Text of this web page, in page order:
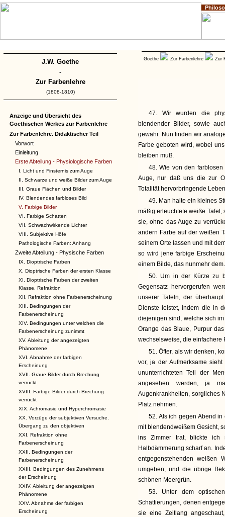
J.W. Goethe
-
Zur Farbenlehre
(1808-1810)
Anzeige und Übersicht des
Goethischen Werkes zur Farbenlehre
Zur Farbenlehre. Didaktischer Teil
Vorwort
Einleitung
Erste Abteilung - Physiologische Farben
I. Licht und Finsternis zum Auge
II. Schwarze und weiße Bilder zum Auge
III. Graue Flächen und Bilder
IV. Blendendes farbloses Bild
V. Farbige Bilder
VI. Farbige Schatten
VII. Schwachwirkende Lichter
VIII. Subjektive Höfe
Pathologische Farben: Anhang
Zweite Abteilung - Physische Farben
IX. Dioptrische Farben
X. Dioptrische Farben der ersten Klasse
XI. Dioptrische Farben der zweiten
Klasse, Refraktion
XII. Refraktion ohne Farbenerscheinung
XIII. Bedingungen der
Farbenerscheinung
XIV. Bedingungen unter welchen die
Farbenerscheinung zunimmt
XV. Ableitung der angezeigten
Phänomene
XVI. Abnahme der farbigen
Erscheinung
XVII. Graue Bilder durch Brechung
verrückt
XVIII. Farbige Bilder durch Brechung
verrückt
XIX. Achromasie und Hyperchromasie
XX. Vorzüge der subjektiven Versuche.
Übergang zu den objektiven
XXI. Refraktion ohne
Farbenerscheinung
XXII. Bedingungen der
Farbenerscheinung
XXIII. Bedingungen des Zunehmens
der Erscheinung
XXIV. Ableitung der angezeigten
Phänomene
XXV. Abnahme der farbigen
Erscheinung
Goethe Zur Farbenlehre Zur
47. Wir wurden die
blendender Bilder, sowie
gewahr. Nun finden wir
Farbe geboten wird, wobei
bleiben muß.
48. Wie von den
Auge, nur daß uns die zur
Totalität hervorbringende
49. Man halte ein kleines
mäßig erleuchtete weiße
sie, ohne das Auge zu
andern Farbe auf der weißen
seinem Orte lassen und mit
so wird jene farbige
einem Bilde, das nunmehr
50. Um in der Kürze zu
Gegensatz hervorgerufen
unserer Tafeln, der
Dienste leistet, indem die in
diejenigen sind, welche sich
Orange das Blaue, Purpur
wechselsweise, die einfachere
51. Öfter, als wir denken,
vor, ja der Aufmerksame
ununterrichteten Teil der
angesehen werden, ja
Augenkrankheiten, sorgliches
Platz nehmen.
52. Als ich gegen Abend
mit blendendweißem Gesicht,
ins Zimmer trat, blickte
Halbdämmerung scharf an.
entgegenstehenden weißen
umgeben, und die übrige
schönen Meergrün.
53. Unter dem
Schattierungen, denen
sie eine Zeitlang